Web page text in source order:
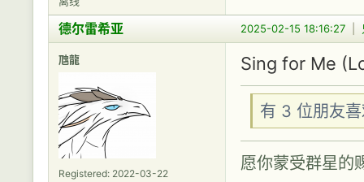
2025-02-15 18:16:27
德尔雷希亚
虺龍
Registered: 2022-03-22
Sing for Me
有 3 位朋友
愿你蒙受群星的